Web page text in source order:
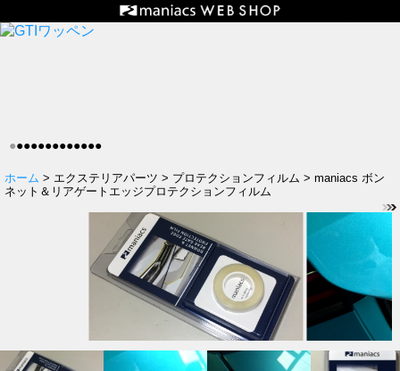
●●●●●●●●●●●●●
ホーム > エクステリアパーツ > プロテクションフィルム > maniacs ボン
ネット＆リアゲートエッジプロテクションフィルム